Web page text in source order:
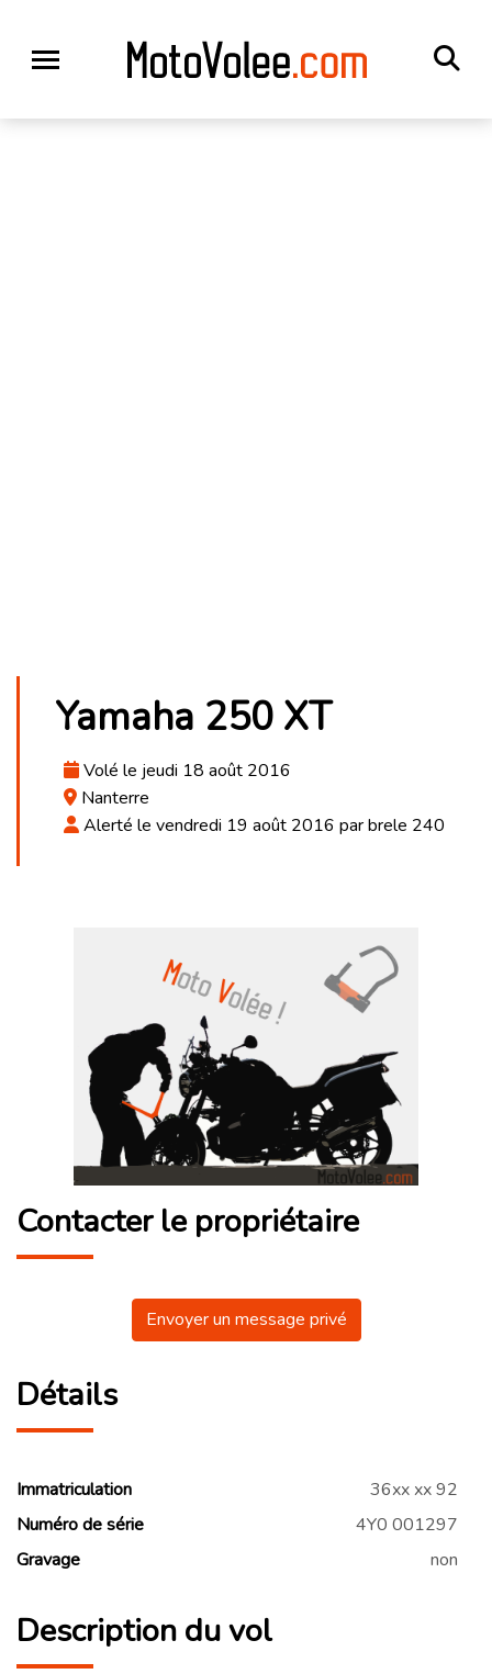
Yamaha 250 XT
Volé le jeudi 18 août 2016
Nanterre
Alerté le vendredi 19 août 2016 par brele 240
Contacter le propriétaire
Envoyer un message privé
Détails
Immatriculation
36xx xx 92
Numéro de série
4Y0 001297
Gravage
non
Description du vol